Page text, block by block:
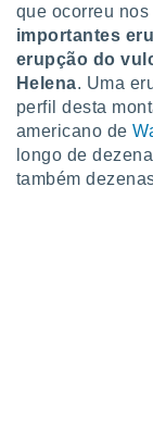
com
Pode
na nossa
e
a
que ocorreu nos
importantes
erupção do
Helena. Uma
perfil desta
americano de
longo de
também